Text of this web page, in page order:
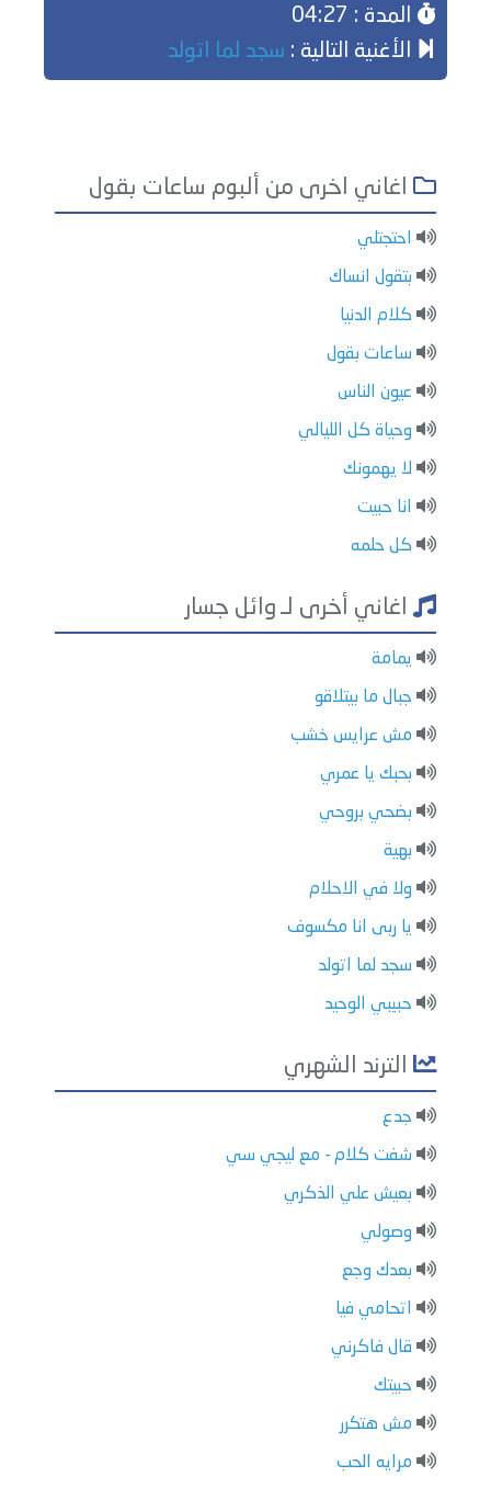
المدة : 04:27
الأغنية التالية : سجد لما اتولد
اغاني اخرى من ألبوم ساعات بقول
احتجتلي
بتقول انساك
كلام الدنيا
ساعات بقول
عيون الناس
وحياة كل الليالي
لا يهمونك
انا حبيت
كل حلمه
اغاني أخرى لـ وائل جسار
يمامة
جبال ما بيتلاقو
مش عرايس خشب
بحبك يا عمري
بضحي بروحي
بهية
ولا في الاحلام
يا ربى انا مكسوف
سجد لما اتولد
حبيبي الوحيد
الترند الشهري
جدع
شفت كلام - مع ليجي سي
بعيش علي الذكري
وصولي
بعدك وجع
اتحامي فيا
قال فاكرني
حبيتك
مش هتكرر
مرايه الحب